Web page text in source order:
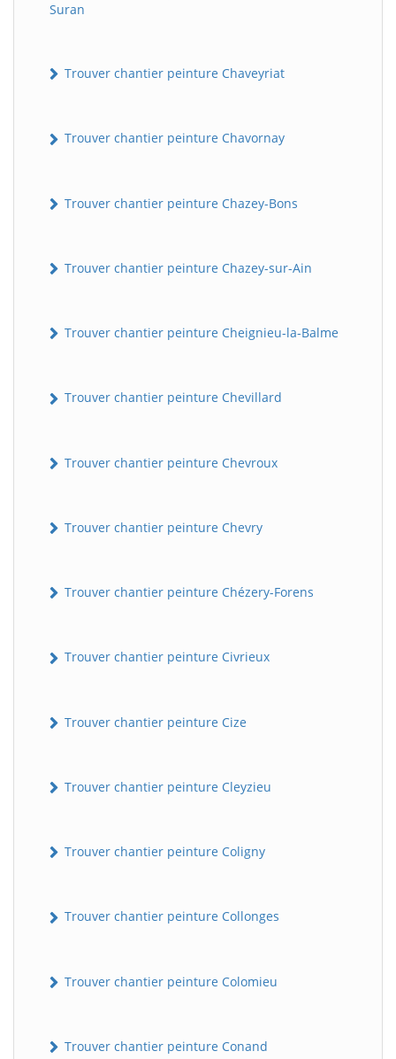
Suran
Trouver chantier peinture Chaveyriat
Trouver chantier peinture Chavornay
Trouver chantier peinture Chazey-Bons
Trouver chantier peinture Chazey-sur-Ain
Trouver chantier peinture Cheignieu-la-Balme
Trouver chantier peinture Chevillard
Trouver chantier peinture Chevroux
Trouver chantier peinture Chevry
Trouver chantier peinture Chézery-Forens
Trouver chantier peinture Civrieux
Trouver chantier peinture Cize
Trouver chantier peinture Cleyzieu
Trouver chantier peinture Coligny
Trouver chantier peinture Collonges
Trouver chantier peinture Colomieu
Trouver chantier peinture Conand
BatiWebPro